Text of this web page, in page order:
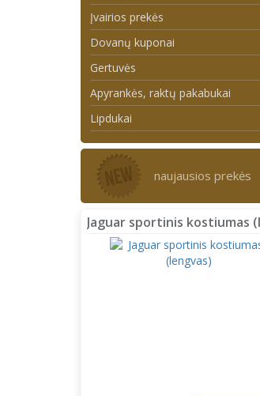
Įvairios prekės
Dovanų kuponai
Gertuvės
Apyrankės, raktų pakabukai
Lipdukai
naujausios prekės